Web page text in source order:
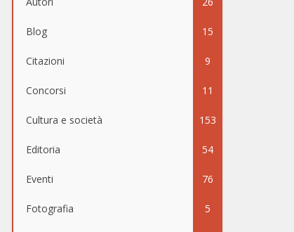
Blog 15
Citazioni 9
Concorsi 11
Cultura e società 153
Editoria 54
Eventi 76
Fotografia 5